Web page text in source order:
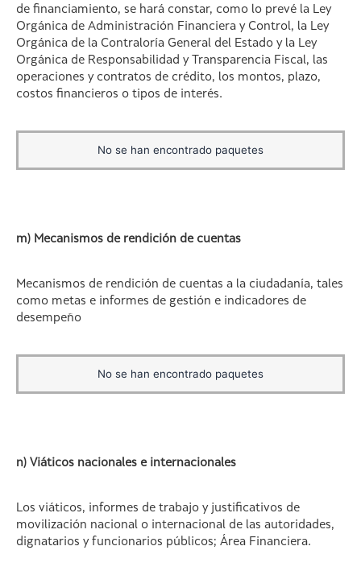
de financiamiento, se hará constar, como lo prevé la Ley
Orgánica de Administración Financiera y Control, la Ley
Orgánica de la Contraloría General del Estado y la Ley
Orgánica de Responsabilidad y Transparencia Fiscal, las
operaciones y contratos de crédito, los montos, plazo,
costos financieros o tipos de interés.
No se han encontrado paquetes
m) Mecanismos de rendición de cuentas
Mecanismos de rendición de cuentas a la ciudadanía, tales
como metas e informes de gestión e indicadores de
desempeño
No se han encontrado paquetes
n) Viáticos nacionales e internacionales
Los viáticos, informes de trabajo y justificativos de
movilización nacional o internacional de las autoridades,
dignatarios y funcionarios públicos; Área Financiera.